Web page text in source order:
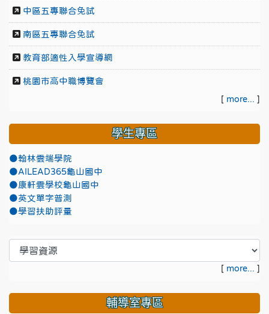
中區五專聯合免試
南區五專聯合免試
教育部適性入學宣導網
桃園市高中職博覽會
[ more... ]
學生專區
●翰林雲端學院
●AILEAD365龜山國中
●康軒雲學校龜山國中
●英文單字普測
●學習扶助評量
[ more... ]
輔導室專區